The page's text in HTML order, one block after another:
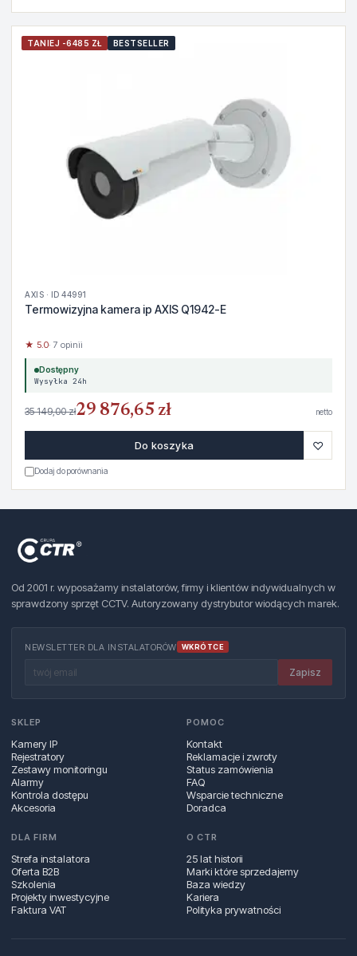
TANIEJ -6485 ZŁ BESTSELLER
AXIS · ID 44991
Termowizyjna kamera ip AXIS Q1942-E
★ 5.0· 7 opinii
Dostępny
Wysyłka 24h
35 149,00 zł29 876,65 zł netto
Do koszyka ♡
Dodaj do porównania
Od 2001 r. wyposażamy instalatorów, firmy i klientów indywidualnych w
sprawdzony sprzęt CCTV. Autoryzowany dystrybutor wiodących marek.
NEWSLETTER DLA INSTALATORÓW WKRÓTCE
Zapisz
SKLEP
Kamery IP
Rejestratory
Zestawy monitoringu
Alarmy
Kontrola dostępu
Akcesoria
POMOC
Kontakt
Reklamacje i zwroty
Status zamówienia
FAQ
Wsparcie techniczne
Doradca
DLA FIRM
Strefa instalatora
Oferta B2B
Szkolenia
Projekty inwestycyjne
Faktura VAT
O CTR
25 lat historii
Marki które sprzedajemy
Baza wiedzy
Kariera
Polityka prywatności